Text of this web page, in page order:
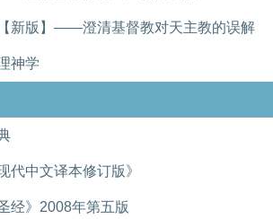
新版】——澄清基督教对天主教的误解
神学
代中文译本修订版》
经》2008年第五版